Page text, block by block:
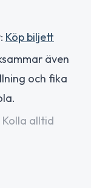
Köp biljett
även
och fika
alltid